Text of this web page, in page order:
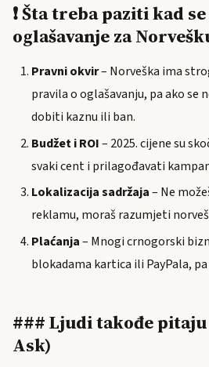
❗ Šta treba paziti kad
oglašavanje za
Pravni okvir– Norveška ima
pravila o oglašavanju, pa ako se
dobiti kaznu ili ban.
Budžet i ROI– 2025. cijene su
svaki cent i prilagođavati
Lokalizacija sadržaja– Ne
reklamu, moraš razumjeti
Plaćanja– Mnogi crnogorski
blokadama kartica ili PayPala,
### Ljudi takođe
Ask)